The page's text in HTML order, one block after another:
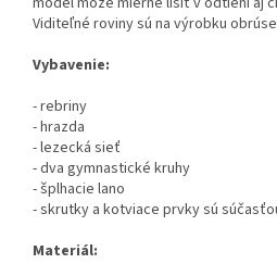
Viditeľné roviny sú na výrobku
Vybavenie:
- rebriny
- hrazda
- lezecká sieť
- dva gymnastické kruhy
- šplhacie lano
- skrutky a kotviace prvky sú
Materiál: